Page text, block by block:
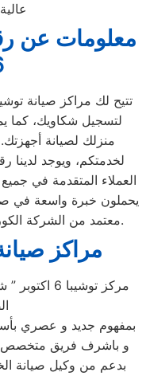
6
لتسجيل شكاويك، كما
منزلك لصيانة
لخدمتكم، ويوجد
العملاء المتقدمة في
يحملون خبرة واسعة في
معتمد من الشركة الكورية لضمان جودة الخدمة التي نقدمها.
مراكز صيانة
مركز
بمفهوم جديد و عصري
و باشرف فريق متخصص
بدعم من وكيل صيانة